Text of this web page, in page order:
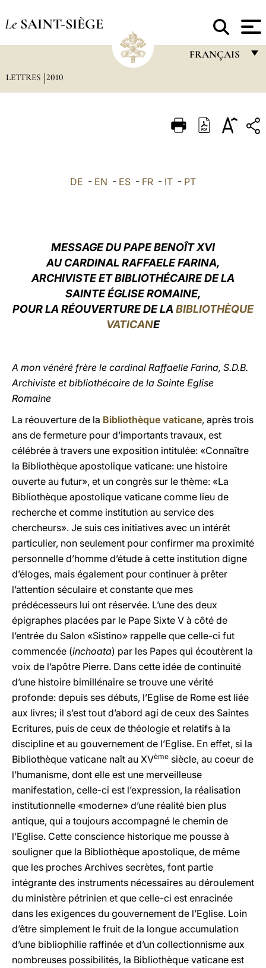
Le SAINT-SIÈGE
FRANÇAIS
ITALIANO
العربيّة
中文
LATINE
LETTRES 2010
DE - EN - ES - FR - IT - PT
MESSAGE DU PAPE BENOÎT XVI
AU CARDINAL RAFFAELE FARINA,
ARCHIVISTE ET BIBLIOTHÉCAIRE DE LA
SAINTE ÉGLISE ROMAINE,
POUR LA RÉOUVERTURE DE LA BIBLIOTHÈQUE
VATICANE
A mon vénéré frère le cardinal Raffaelle Farina, S.D.B.
Archiviste et bibliothécaire de la Sainte Eglise
Romaine
La réouverture de la Bibliothèque vaticane, après trois
ans de fermeture pour d’importants travaux, est
célébrée à travers une exposition intitulée: «Connaître
la Bibliothèque apostolique vaticane: une histoire
ouverte au futur», et un congrès sur le thème: «La
Bibliothèque apostolique vaticane comme lieu de
recherche et comme institution au service des
chercheurs». Je suis ces initiatives avec un intérêt
particulier, non seulement pour confirmer ma proximité
personnelle d’homme d’étude à cette institution digne
d’éloges, mais également pour continuer à prêter
l’attention séculaire et constante que mes
prédécesseurs lui ont réservée. L’une des deux
épigraphes placées par le Pape Sixte V à côté de
l’entrée du Salon «Sistino» rappelle que celle-ci fut
commencée (inchoata) par les Papes qui écoutèrent la
voix de l’apôtre Pierre. Dans cette idée de continuité
d’une histoire bimillénaire se trouve une vérité
profonde: depuis ses débuts, l’Eglise de Rome est liée
aux livres; il s’est tout d’abord agi de ceux des Saintes
Ecritures, puis de ceux de théologie et relatifs à la
discipline et au gouvernement de l’Eglise. En effet, si la
Bibliothèque vaticane naît au XVème siècle, au coeur de
l’humanisme, dont elle est une merveilleuse
manifestation, celle-ci est l’expression, la réalisation
institutionnelle «moderne» d’une réalité bien plus
antique, qui a toujours accompagné le chemin de
l’Eglise. Cette conscience historique me pousse à
souligner que la Bibliothèque apostolique, de même
que les proches Archives secrètes, font partie
intégrante des instruments nécessaires au déroulement
du ministère pétrinien et que celle-ci est enracinée
dans les exigences du gouvernement de l’Eglise. Loin
d’être simplement le fruit de la longue accumulation
d’une bibliophilie raffinée et d’un collectionnisme aux
nombreuses possibilités, la Bibliothèque vaticane est